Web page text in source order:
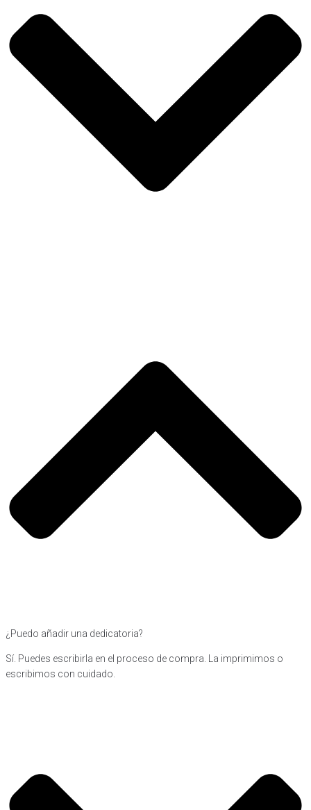
¿Puedo añadir una dedicatoria?
Sí. Puedes escribirla en el proceso de compra. La imprimimos o
escribimos con cuidado.